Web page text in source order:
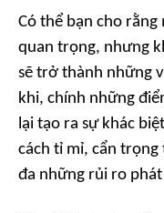
Có thể bạn cho
quan trọng, nhưng
sẽ trở thành những
khi, chính những
lại tạo ra sự khác
cách tỉ mỉ, cẩn
đa những rủi ro phát